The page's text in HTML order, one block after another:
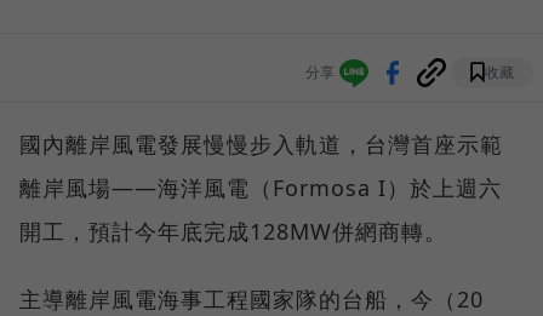
分享 收藏
國內離岸風電發展慢慢步入軌道，台灣首座示範
離岸風場——海洋風電（Formosa I）於上週六
開工，預計今年底完成128MW併網商轉。
主導離岸風電海事工程國家隊的台船，今（20